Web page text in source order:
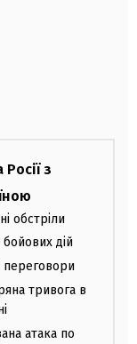
Росії з
обстріли
дій
переговори
тривога в
атака по